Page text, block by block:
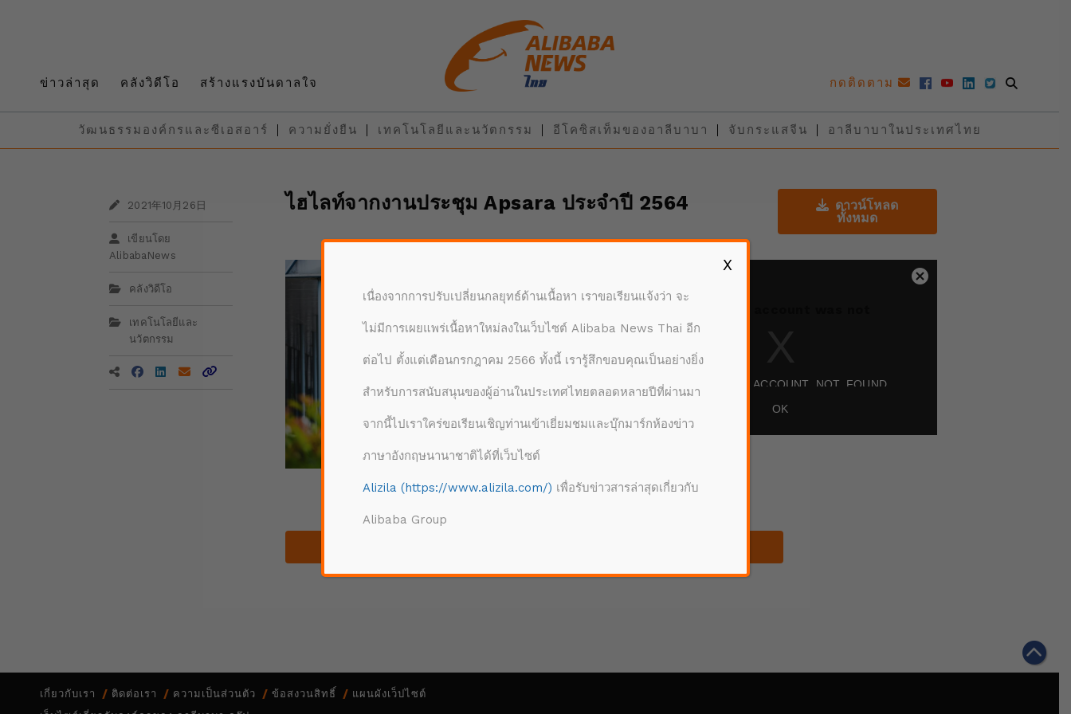
ข่าวล่าสุด คลังวิดีโอ สร้างแรงบันดาลใจ กดติดตาม
วัฒนธรรมองค์กรและซีเอสอาร์ ความยั่งยืน เทคโนโลยีและนวัตกรรม อีโคซิสเท็มของอาลีบาบา จับกระแสจีน อาลีบาบาในประเทศไทย
2021年10月26日
เขียนโดย
AlibabaNews
คลังวิดีโอ
เทคโนโลยีและ
นวัตกรรม
ไฮไลท์จากงานประชุม Apsara ประจำปี 2564
ดาวน์โหลด
ทั้งหมด
modal
found.
Error Code:
VIDEO_CLOUD_ERR_ACCOUNT_NOT_FOUND
OK
Close
เกี่ยวกับเรา ติดต่อเรา ความเป็นส่วนตัว ข้อสงวนสิทธิ์
แผนผังเว็ปไซต์
เนื่องจากการปรับเปลี่ยนกลยุทธ์ด้านเนื้อหา เราขอเรียนแจ้งว่า จะ
ไม่มีการเผยแพร่เนื้อหาใหม่ลงในเว็บไซต์ Alibaba News Thai อีก
ต่อไป ตั้งแต่เดือนกรกฎาคม 2566 ทั้งนี้ เรารู้สึกขอบคุณเป็นอย่างยิ่ง
สำหรับการสนับสนุนของผู้อ่านในประเทศไทยตลอดหลายปีที่ผ่านมา
จากนี้ไปเราใคร่ขอเรียนเชิญท่านเข้าเยี่ยมชมและบุ๊กมาร์กห้องข่าว
ภาษาอังกฤษนานาชาติได้ที่เว็บไซต์
Alizila (https://www.alizila.com/) เพื่อรับข่าวสารล่าสุดเกี่ยวกับ
Alibaba Group
X